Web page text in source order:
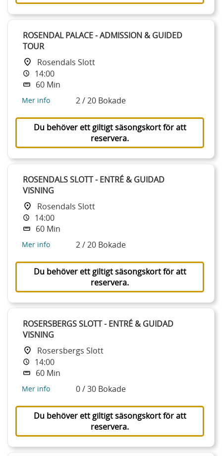
ROSENDAL PALACE - ADMISSION & GUIDED
TOUR
Rosendals Slott
14:00
60 Min
Mer info 2 / 20 Bokade
Du behöver ett giltigt säsongskort för att
reservera.
ROSENDALS SLOTT - ENTRÉ & GUIDAD
VISNING
Rosendals Slott
14:00
60 Min
Mer info 2 / 20 Bokade
Du behöver ett giltigt säsongskort för att
reservera.
ROSERSBERGS SLOTT - ENTRÉ & GUIDAD
VISNING
Rosersbergs Slott
14:00
60 Min
Mer info 0 / 30 Bokade
Du behöver ett giltigt säsongskort för att
reservera.